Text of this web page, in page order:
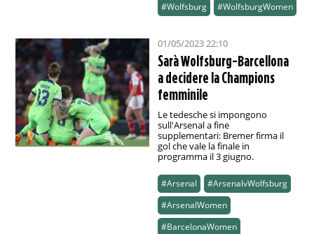
#Wolfsburg
#WolfsburgWomen
01/05/2023 22:10
Sarà Wolfsburg-Barcellona
a decidere la Champions
femminile
Le tedesche si impongono
sull'Arsenal a fine
supplementari: Bremer firma il
gol che vale la finale in
programma il 3 giugno.
#Arsenal
#ArsenalvWolfsburg
#ArsenalWomen
#BarcelonaWomen